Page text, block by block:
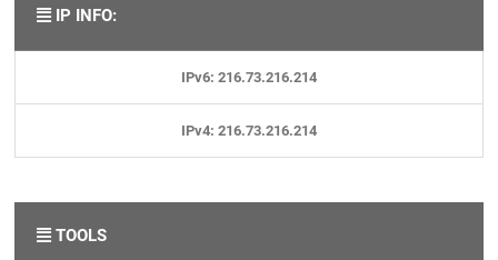
IP INFO:
IPv6: 216.73.216.214
IPv4: 216.73.216.214
TOOLS